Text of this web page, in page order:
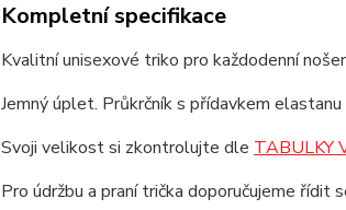
Kompletní specifikace
Kvalitní unisexové triko pro každodenní
Jemný úplet. Průkrčník s přídavkem
Svoji velikost si zkontrolujte dle TABULKY
Pro údržbu a praní trička doporučujeme řídit